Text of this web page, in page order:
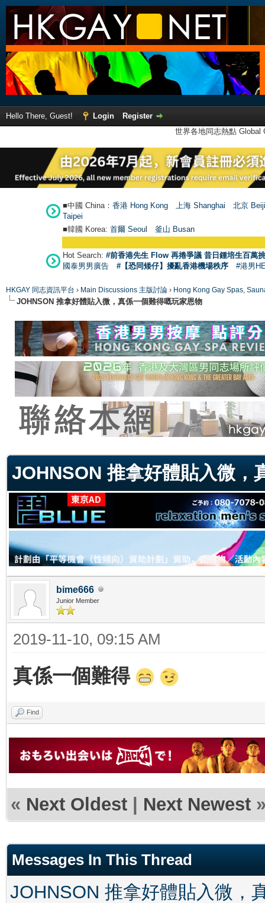
Hello There, Guest! Login
Register
世界各地同志熱點
■中國 China： 香港 Hong Kong 上海 Shanghai
北京
Taipei
■韓國 Korea: 首爾 Seoul 釜山 Busan
Hot Search: #前香港先生 Flow 再捲爭議 昔日鍾培生百萬
國泰男男廣告
#【恐同矮仔】擾亂香港機場秩序 #港男
HKGAY 同志資訊平台 › Main Discussions 主版討論 › Hong Kong Gay Spas,
JOHNSON 推拿好體貼入微，真係一個難得嘅玩家恩物
JOHNSON 推拿好體貼入微，
bime666
Junior Member
2019-11-10, 09:15 AM
真係一個難得
Find
« Next Oldest | Next Newest
Messages In This Thread
JOHNSON 推拿好體貼入微，